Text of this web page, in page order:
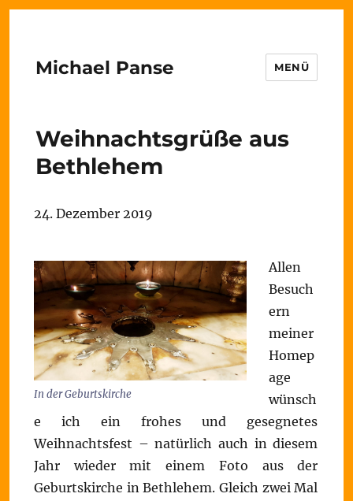
Michael Panse MENÜ
Weihnachtsgrüße aus
Bethlehem
24. Dezember 2019
In der Geburtskirche
Allen
Besuch
ern
meiner
Homep
age
wünsch
e ich ein frohes und gesegnetes
Weihnachtsfest – natürlich auch in diesem
Jahr wieder mit einem Foto aus der
Geburtskirche in Bethlehem. Gleich zwei Mal